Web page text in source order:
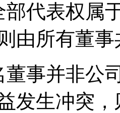
部代表权属
由所有董
董事并非公
发生冲突